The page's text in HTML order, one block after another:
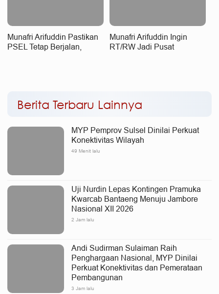
Munafri Arifuddin Pastikan
PSEL Tetap Berjalan,
Munafri Arifuddin Ingin
RT/RW Jadi Pusat
Berita Terbaru Lainnya
MYP Pemprov Sulsel Dinilai Perkuat
Konektivitas Wilayah
49 Menit lalu
Uji Nurdin Lepas Kontingen Pramuka
Kwarcab Bantaeng Menuju Jambore
Nasional XII 2026
2 Jam lalu
Andi Sudirman Sulaiman Raih
Penghargaan Nasional, MYP Dinilai
Perkuat Konektivitas dan Pemerataan
Pembangunan
3 Jam lalu